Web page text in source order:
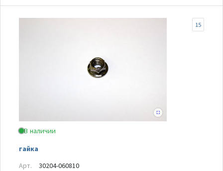
В наличии
гайка
15
Арт.
30204-060810